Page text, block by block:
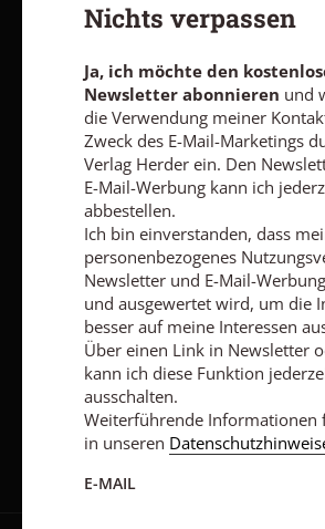
abonnierenund willige in die Verwendung
Den Newsletter oder die E-Mail-Werbung
abbestellen.
Ich bin einverstanden, dass mein
Nutzungsverhalten in Newsletter und E-
und ausgewertet wird, um die Inhalte
Interessen auszurichten. Über einen Link
Mail kann ich diese Funktion
Weiterführende Informationen finden
Datenschutzhinweisen.
Nichts verpassen
Ja, ich möchte den
Newsletter abonnieren und
die Verwendung meiner
Zweck des E-Mail-Marketings
Verlag Herder ein. Den
E-Mail-Werbung kann ich
abbestellen.
Ich bin einverstanden, dass
personenbezogenes
Newsletter und E-Mail-
und ausgewertet wird, um die
besser auf meine Interessen
Über einen Link in Newsletter
kann ich diese Funktion
ausschalten.
Weiterführende Informationen
in unseren
E-MAIL